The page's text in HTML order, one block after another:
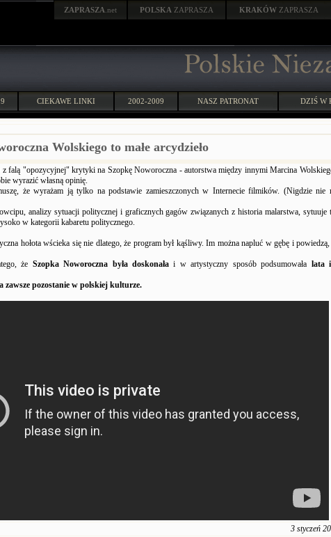
ZAPRASZA .net POLSKA ZAPRASZA KRAKÓW ZAPRASZA
CIEKAWE LINKI 2002-2009 NASZ PATRONAT DZIŚ W
Wolskiego to małe arcydzieło
falą "opozycyjnej" krytyki na Szopkę Noworoczna - autorstwa między innymi Marcina
wyrazić własną opinię.
że wyrażam ją tylko na podstawie zamieszczonych w Internecie filmików. (Nigdzie nie
analizy sytuacji politycznej i graficznych gagów związanych z historia malarstwa, sytuuje
w kategorii kabaretu politycznego.
hołota wścieka się nie dlatego, że program był kąśliwy. Im można napluć w gębę i powiedzą,
że Szopka Noworoczna była doskonała i w artystyczny sposób podsumowała lata
zawsze pozostanie w polskiej kulturze.
3 styczeń